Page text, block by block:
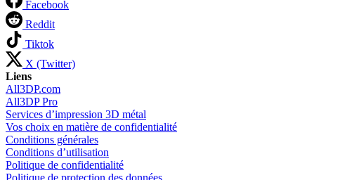
Facebook
Reddit
Tiktok
X (Twitter)
Liens
All3DP.com
All3DP Pro
Services d’impression 3D métal
Vos choix en matière de confidentialité
Conditions générales
Conditions d’utilisation
Politique de confidentialité